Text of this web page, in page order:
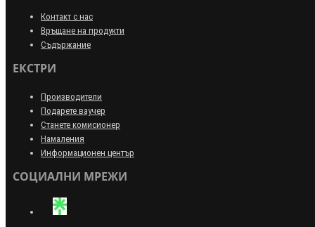
Контакт с нас
Връщане на продукти
Съдържание
ЕКСТРИ
Производители
Подарете ваучер
Станете комисионер
Намаления
Информационен център
СОЦИАЛНИ МРЕЖИ